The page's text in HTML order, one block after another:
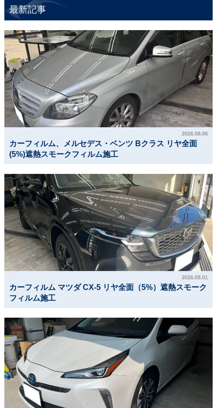
最新記事
2026.08.06
カーフィルム、メルセデス・ベンツ Bクラス リヤ全面
(5%)遮熱スモークフィルム施工
2026.08.01
カーフィルム マツダ CX-5 リヤ全面（5%）遮熱スモーク
フィルム施工